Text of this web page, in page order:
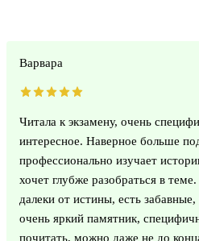
Варвара
Читала к экзамену, очень
интересное. Наверное больше
профессионально изучает
хочет глубже разобраться в
далеки от истины, есть
очень яркий памятник,
почитать, можно даже не до